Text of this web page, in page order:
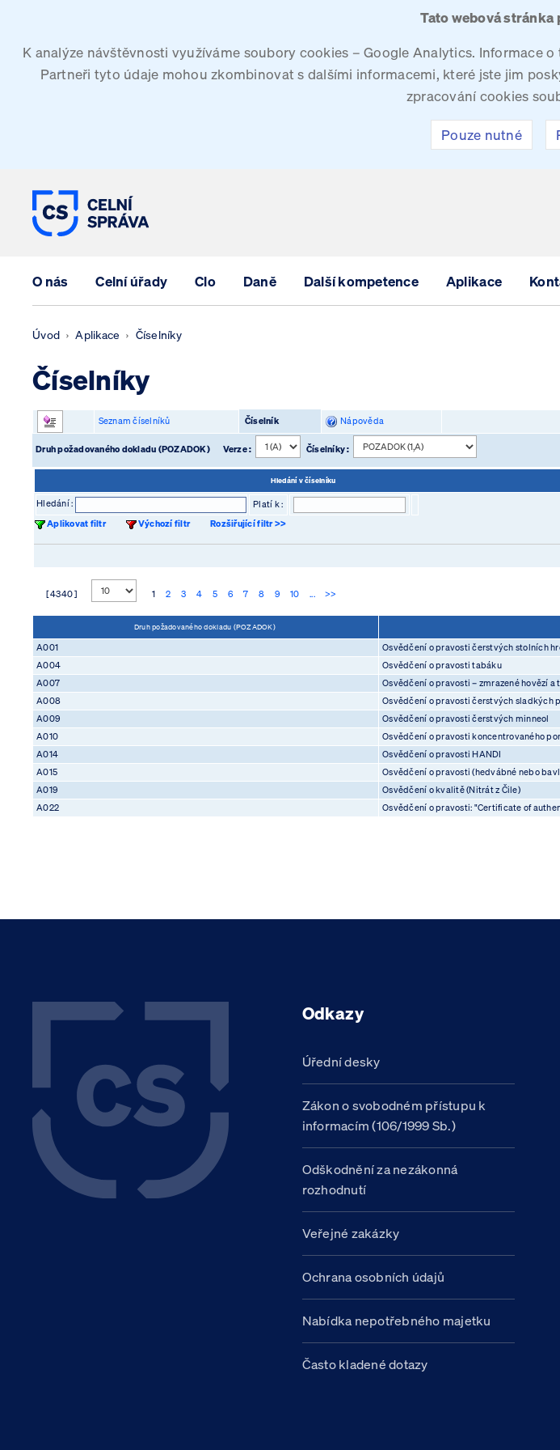
Tato webová
K analýze návštěvnosti využíváme soubory cookies – Google Analytics. Informace
Partneři tyto údaje mohou zkombinovat s dalšími informacemi, které jste jim
zpracování cookies
Pouze nutné
O nás Celní úřady Clo Daně Další kompetence Aplikace
Úvod Aplikace Číselníky
Číselníky
Seznam číselníků Číselník Nápověda
Druh požadovaného dokladu (POZADOK) Verze : Číselníky :
Hledání v číselníku
Hledání :
Platí k :
Aplikovat filtr
Výchozí filtr Rozšiřující filtr >>
[ 4340 ] 1 2 3 4 5 6 7 8 9 10 ... >>
Druh požadovaného dokladu (POZADOK)
A001 Osvědčení o pravosti čerstvých stolních
A004
Osvědčení o pravosti tabáku
A007
Osvědčení o pravosti – zmrazené hovězí
A008
Osvědčení o pravosti čerstvých sladkých
A009
Osvědčení o pravosti čerstvých minneol
A010
Osvědčení o pravosti koncentrovaného
A014
Osvědčení o pravosti HANDI
A015
Osvědčení o pravosti (hedvábné nebo
A019
Osvědčení o kvalitě (Nitrát z Čile)
A022
Osvědčení o pravosti: "Certificate of
Odkazy
Úřední desky
Zákon o svobodném přístupu k
informacím (106/1999 Sb.)
Odškodnění za nezákonná
rozhodnutí
Veřejné zakázky
Ochrana osobních údajů
Nabídka nepotřebného majetku
Často kladené dotazy